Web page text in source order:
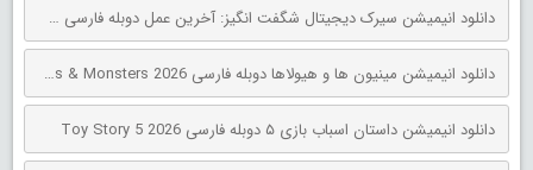
دانلود انیمیشن سیرک دیجیتال شگفت انگیز: آخرین عمل دوبله فارسی The Amazing Digital Circus: The Last Act 2026
دانلود انیمیشن مینیون‌ ها و هیولاها دوبله فارسی Minions & Monsters 2026
دانلود انیمیشن داستان اسباب بازی ۵ دوبله فارسی Toy Story 5 2026